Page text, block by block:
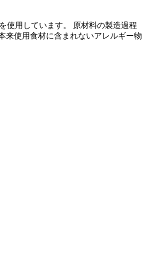
使用しています。 原材料の製造過程
来使用食材に含まれないアレルギー物